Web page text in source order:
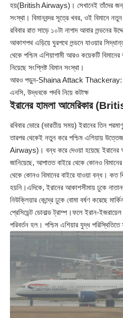
হয়(British Airways)। সেখানেই তাঁদের জন্য
সংস্থা। বিমানবন্দর সূত্রে খবর, ওই বিমানে
রবিবার রাত সাড়ে ১০টা নাগাদ আবার লন্ডনের
আকাশপথ এড়িয়ে ঘুরপথে লন্ডনে যাওয়ার
থেকে পশ্চিম এশিয়াগামী আরও কয়েকটি
নিয়েছে সংশ্লিষ্ট বিমান সংস্থা।
আরও পড়ুন-Shaina Attack Thackeray:
এনসি, উদ্ধবকে পদবি নিয়ে কটাক্ষ
ইরানের হামলা আমেরিকার
রবিবার ভোরে (ভারতীয় সময়) ইরানের তিন
তারপর থেকেই নতুন করে পশ্চিম এশিয়ায়
Airways)। বন্ধ করে দেওয়া হয়েছে ইরানের
জানিয়েছে, আপাতত বাইরে থেকে কোনও
থেকে কোনও বিমানের বাইরে যাওয়া বন্ধ। কত
হয়নি।এদিকে, ইরানের আকাশসীমায় ঢুকে
নিউক্লিয়ার কেন্দ্রে ঢুকে বোমা বর্ষণ করেছে
প্রেসিডেন্ট ডোনাল্ড ট্রাম্প।ফলে ইরান-
পরিবর্তন হল। পশ্চিম এশিয়ার যুদ্ধ পরিস্থিতিতে